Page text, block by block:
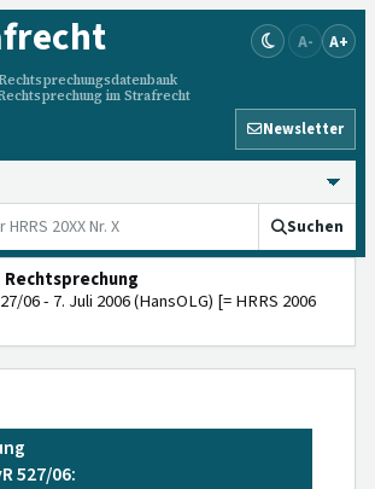
im Strafrecht
A- A+
Newsletter
Suchen
Rechtsprechung
06 - 7. Juli 2006 (HansOLG) [= HRRS 2006
527/06: